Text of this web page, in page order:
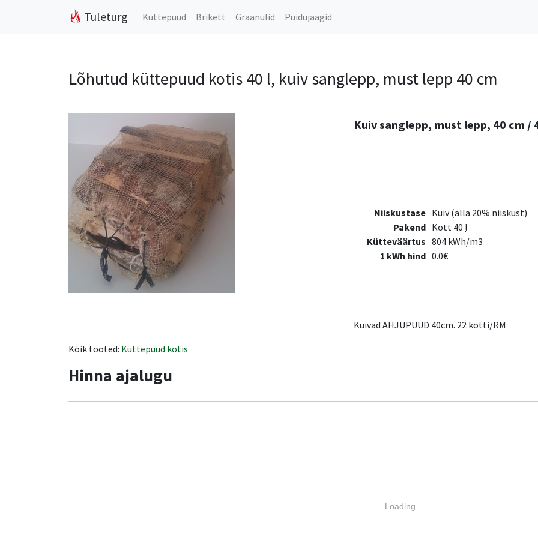
Tuleturg Küttepuud Brikett Graanulid Puidujäägid
Lõhutud küttepuud kotis 40 l, kuiv sanglepp, must lepp 40 cm
Kuiv sanglepp, must lepp, 40 cm /
Niiskustase Kuiv (alla 20% niiskust)
Pakend Kott 40 l
Kütteväärtus 804 kWh/m3
1 kWh hind 0.0€
Kuivad AHJUPUUD 40cm. 22 kotti/RM
Kõik tooted: Küttepuud kotis
Hinna ajalugu
Loading...